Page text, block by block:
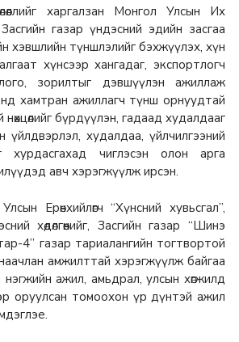
харгалзан Монгол Улсын Их
Засгийн газар үндэсний эдийн засгаа
хэвшлийн түншлэлийг бэхжүүлэх, хүн
хүнсээр хангадаг, экспортлогч
зорилтыг дэвшүүлэн ажиллаж
хамтран ажиллагч түнш орнуудтай
бүрдүүлэн, гадаад худалдааг
үйлдвэрлэл, худалдаа, үйлчилгээний
хурдасгахад чиглэсэн олон арга
авч хэрэгжүүлж ирсэн.
Ерөнхийлөгч “Хүнсний хувьсгал”,
хөдөлгөөнийг, Засгийн газар “Шинэ
4” газар тариалангийн тогтвортой
амжилттай хэрэгжүүлж байгаа
ажил, амьдрал, улсын хөгжилд
оруулсан томоохон үр дүнтэй ажил